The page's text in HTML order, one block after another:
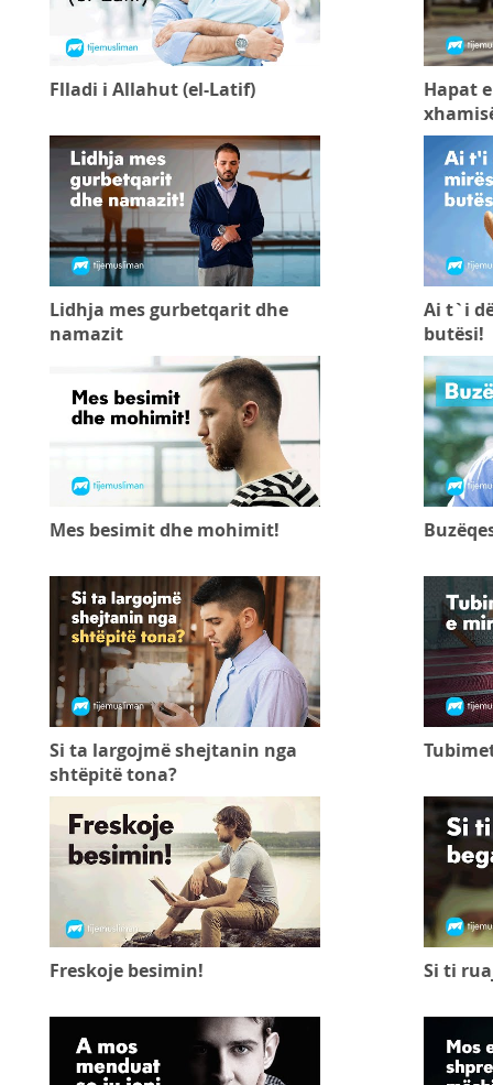
Flladi i Allahut (el-Latif)
Hapat
Lidhja mes gurbetqarit dhe
namazit
Ai t`i
butësi!
Mes besimit dhe mohimit!
Si ta largojmë shejtanin nga
shtëpitë tona?
Freskoje besimin! Si ti